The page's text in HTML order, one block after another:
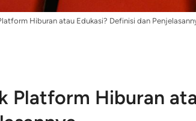
Hiburan atau Edukasi? Definisi dan
Platform Hiburan